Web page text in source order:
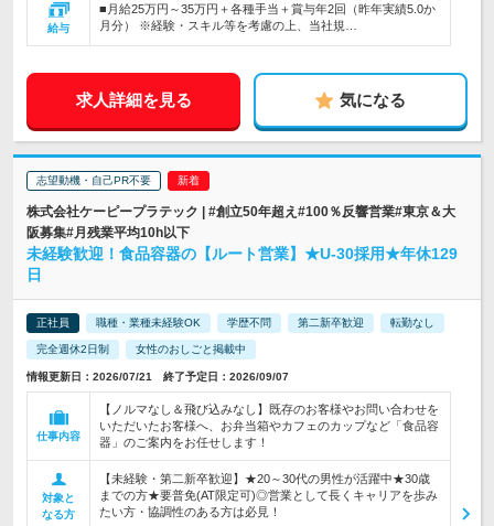
給与
■月給25万円～35万円＋各種手当＋賞与年2回（昨年実績5.0か
月分） ※経験・スキル等を考慮の上、当社規…
求人詳細を見る 気になる
志望動機・自己PR不要
株式会社ケーピープラテック | #創立50年超え#100％反響営業#東京＆大
阪募集#月残業平均10h以下
未経験歓迎！食品容器の【ルート営業】★U-30採用★年休129
日
正社員 職種・業種未経験OK 学歴不問 第二新卒歓迎 転勤なし
完全週休2日制 女性のおしごと掲載中
情報更新日：2026/07/21 終了予定日：2026/09/07
仕事内容
【ノルマなし＆飛び込みなし】既存のお客様やお問い合わせを
いただいたお客様へ、お弁当箱やカフェのカップなど「食品容
器」のご案内をお任せします！
対象と
なる方
【未経験・第二新卒歓迎】★20～30代の男性が活躍中★30歳
までの方★要普免(AT限定可)◎営業として長くキャリアを歩み
たい方・協調性のある方は必見！